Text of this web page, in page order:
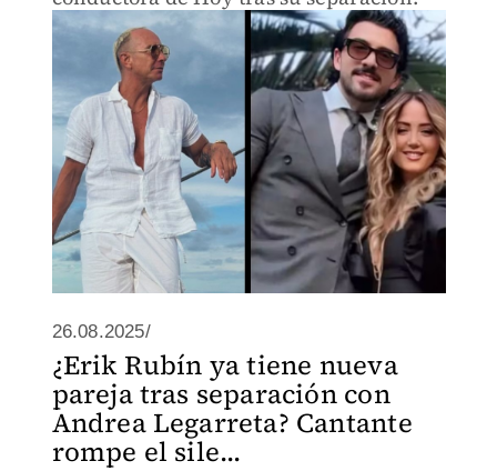
26.08.2025/
¿Erik Rubín ya tiene nueva
pareja tras separación con
Andrea Legarreta? Cantante
rompe el sile...